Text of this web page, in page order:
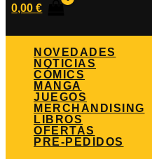
0,00€
NOVEDADES
NOTICIAS
CÓMICS
MANGA
JUEGOS
MERCHANDISING
LIBROS
OFERTAS
PRE-PEDIDOS